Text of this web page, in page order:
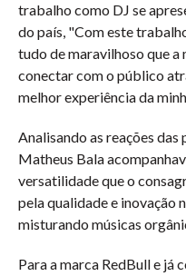
trabalho como DJ se
do país, "Com este
tudo de maravilhoso que a
conectar com o público
melhor experiência da
Analisando as reações das
Matheus Bala
versatilidade que o
pela qualidade e inovação
misturando músicas
Para a marca RedBull e já